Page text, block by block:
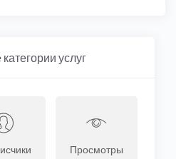
услуг
Просмотры